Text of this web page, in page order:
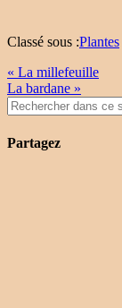
Classé sous :Plantes
« La millefeuille
La bardane »
Partagez